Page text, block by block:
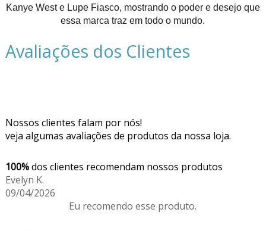
Kanye West e Lupe Fiasco, mostrando o poder e desejo que
essa marca traz em todo o mundo.
Avaliações dos Clientes
Nossos clientes falam por nós!
veja algumas avaliações de produtos da nossa loja.
100%dos clientes recomendam nossos produtos
Evelyn K.
09/04/2026
Eu recomendo esse produto.